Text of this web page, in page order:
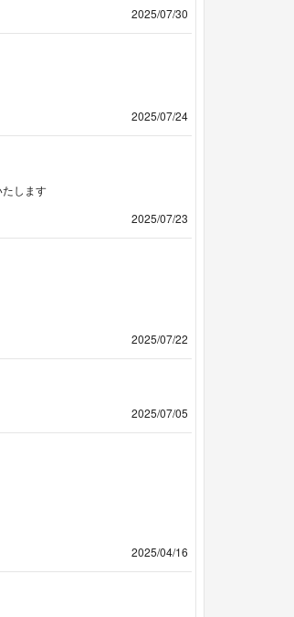
2025/07/30
2025/07/24
します
2025/07/23
2025/07/22
2025/07/05
2025/04/16